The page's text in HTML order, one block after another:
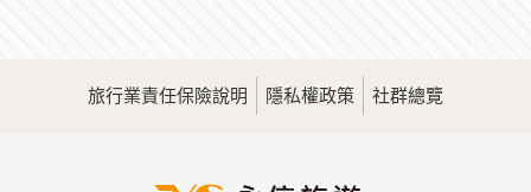
旅行業責任保險說明 隱私權政策 社群總覽